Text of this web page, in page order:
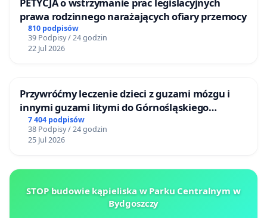
prawa rodzinnego narażających ofiary przemocy
810 podpisów
39 Podpisy / 24 godzin
22 Jul 2026
Przywróćmy leczenie dzieci z guzami mózgu i
innymi guzami litymi do Górnośląskiego
Centrum Zdrowia Dziecka w Katowicach
7 404 podpisów
38 Podpisy / 24 godzin
25 Jul 2026
STOP budowie kąpieliska w Parku Centralnym w
Bydgoszczy